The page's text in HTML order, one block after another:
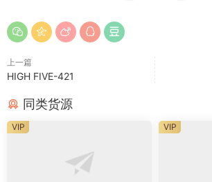
上一篇
HIGH FIVE-421
同类货源
VIP VIP